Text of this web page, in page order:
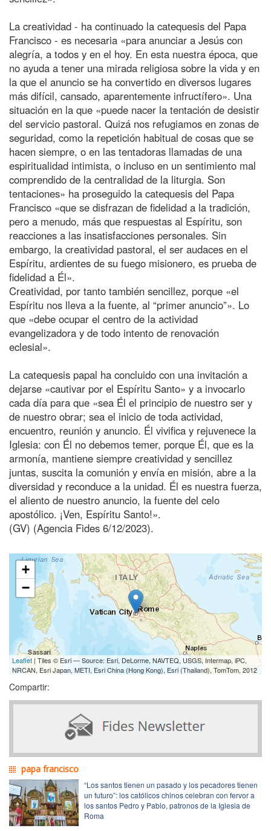
La creatividad - ha continuado la catequesis del Papa
Francisco - es necesaria «para anunciar a Jesús con
alegría, a todos y en el hoy. En esta nuestra época, que
no ayuda a tener una mirada religiosa sobre la vida y en
la que el anuncio se ha convertido en diversos lugares
más difícil, cansado, aparentemente infructífero». Una
situación en la que «puede nacer la tentación de desistir
del servicio pastoral. Quizá nos refugiamos en zonas de
seguridad, como la repetición habitual de cosas que se
hacen siempre, o en las tentadoras llamadas de una
espiritualidad intimista, o incluso en un sentimiento mal
comprendido de la centralidad de la liturgia. Son
tentaciones» ha proseguido la catequesis del Papa
Francisco «que se disfrazan de fidelidad a la tradición,
pero a menudo, más que respuestas al Espíritu, son
reacciones a las insatisfacciones personales. Sin
embargo, la creatividad pastoral, el ser audaces en el
Espíritu, ardientes de su fuego misionero, es prueba de
fidelidad a Él».
Creatividad, por tanto también sencillez, porque «el
Espíritu nos lleva a la fuente, al “primer anuncio”». Lo
que «debe ocupar el centro de la actividad
evangelizadora y de todo intento de renovación
eclesial».
La catequesis papal ha concluido con una invitación a
dejarse «cautivar por el Espíritu Santo» y a invocarlo
cada día para que «sea Él el principio de nuestro ser y
de nuestro obrar; sea el inicio de toda actividad,
encuentro, reunión y anuncio. Él vivifica y rejuvenece la
Iglesia: con Él no debemos temer, porque Él, que es la
armonía, mantiene siempre creatividad y sencillez
juntas, suscita la comunión y envía en misión, abre a la
diversidad y reconduce a la unidad. Él es nuestra fuerza,
el aliento de nuestro anuncio, la fuente del celo
apostólico. ¡Ven, Espíritu Santo!».
(GV) (Agencia Fides 6/12/2023).
+
−
Leaflet | Tiles © Esri — Source: Esri, DeLorme, NAVTEQ, USGS, Intermap, iPC,
NRCAN, Esri Japan, METI, Esri China (Hong Kong), Esri (Thailand), TomTom, 2012
Compartir:
papa francisco
“Los santos tienen un pasado y los pecadores tienen
un futuro”: los católicos chinos celebran con fervor a
los santos Pedro y Pablo, patronos de la Iglesia de
Roma